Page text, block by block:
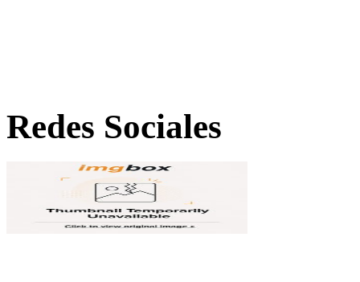
Redes Sociales